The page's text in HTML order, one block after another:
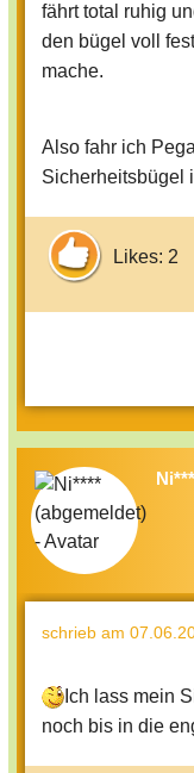
fährt total ruhig
den bügel voll
mache.
Also fahr ich
Sicherheitsbügel
Likes: 2
schrieb am
Ich lass mein
noch bis in die